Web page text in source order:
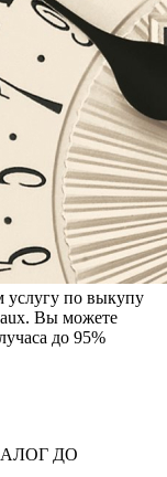
услугу по выкупу
Вы можете
до 95%
ДО